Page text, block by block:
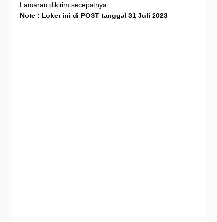
Lamaran dikirim secepatnya
Note : Loker ini di POST tanggal 31 Juli 2023